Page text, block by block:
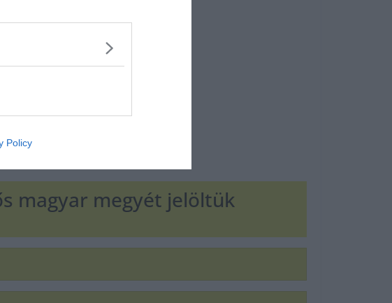
Policy
magyar megyét jelöltük